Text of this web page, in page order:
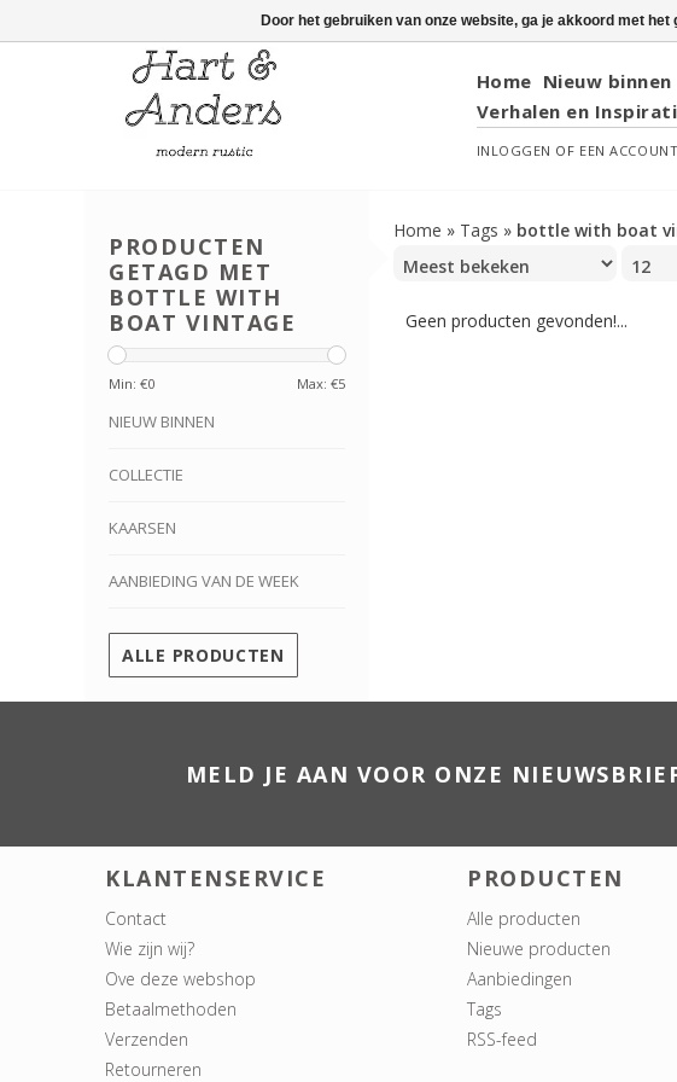
Home Nieuw binnen
Verhalen en
INLOGGEN OF EEN
PRODUCTEN
GETAGD MET
BOTTLE WITH
BOAT VINTAGE
Min: €0 Max: €5
NIEUW BINNEN
COLLECTIE
KAARSEN
AANBIEDING VAN DE WEEK
ALLE PRODUCTEN
Home » Tags » bottle with boat
Geen producten gevonden!...
MELD JE AAN VOOR ONZE
KLANTENSERVICE
Contact
Wie zijn wij?
Ove deze webshop
Betaalmethoden
Verzenden
Retourneren
PRODUCTEN
Alle producten
Nieuwe producten
Aanbiedingen
Tags
RSS-feed
Door het gebruiken van onze website, ga je akkoord met